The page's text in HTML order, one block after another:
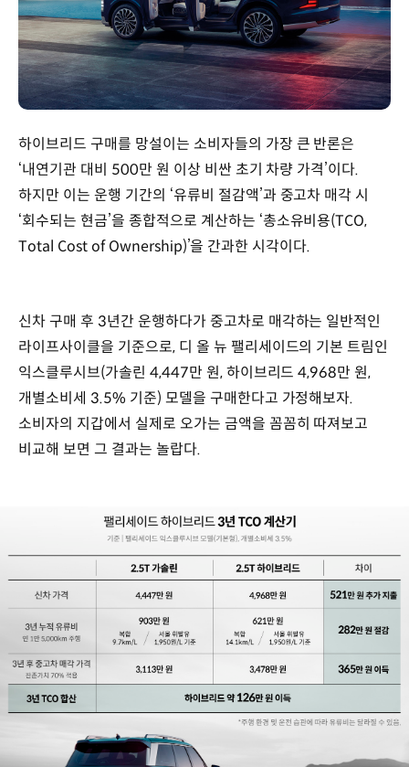
하이브리드 구매를 망설이는 소비자들의 가장 큰 반론은
‘내연기관 대비 500만 원 이상 비싼 초기 차량 가격’이다.
하지만 이는 운행 기간의 ‘유류비 절감액’과 중고차 매각 시
‘회수되는 현금’을 종합적으로 계산하는 ‘총소유비용(TCO,
Total Cost of Ownership)’을 간과한 시각이다.
신차 구매 후 3년간 운행하다가 중고차로 매각하는 일반적인
라이프사이클을 기준으로, 디 올 뉴 팰리세이드의 기본 트림인
익스클루시브(가솔린 4,447만 원, 하이브리드 4,968만 원,
개별소비세 3.5% 기준) 모델을 구매한다고 가정해보자.
소비자의 지갑에서 실제로 오가는 금액을 꼼꼼히 따져보고
비교해 보면 그 결과는 놀랍다.